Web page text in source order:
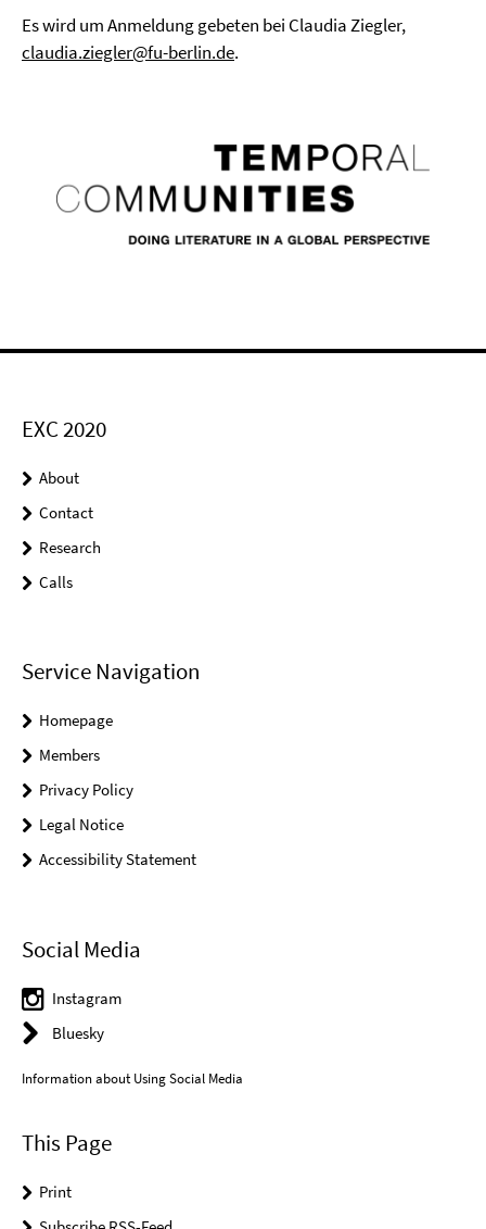
Es wird um Anmeldung gebeten bei Claudia Ziegler,
claudia.ziegler@fu-berlin.de.
EXC 2020
About
Contact
Research
Calls
Service Navigation
Homepage
Members
Privacy Policy
Legal Notice
Accessibility Statement
Social Media
Instagram
Bluesky
Information about Using Social Media
This Page
Print